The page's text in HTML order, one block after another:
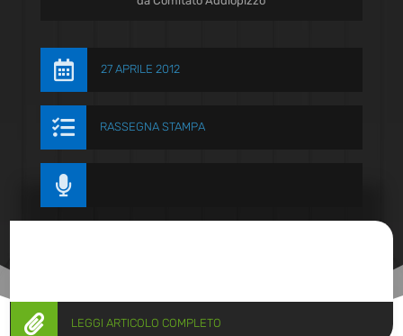
 27 APRILE 2012
 RASSEGNA STAMPA

 LEGGI ARTICOLO COMPLETO